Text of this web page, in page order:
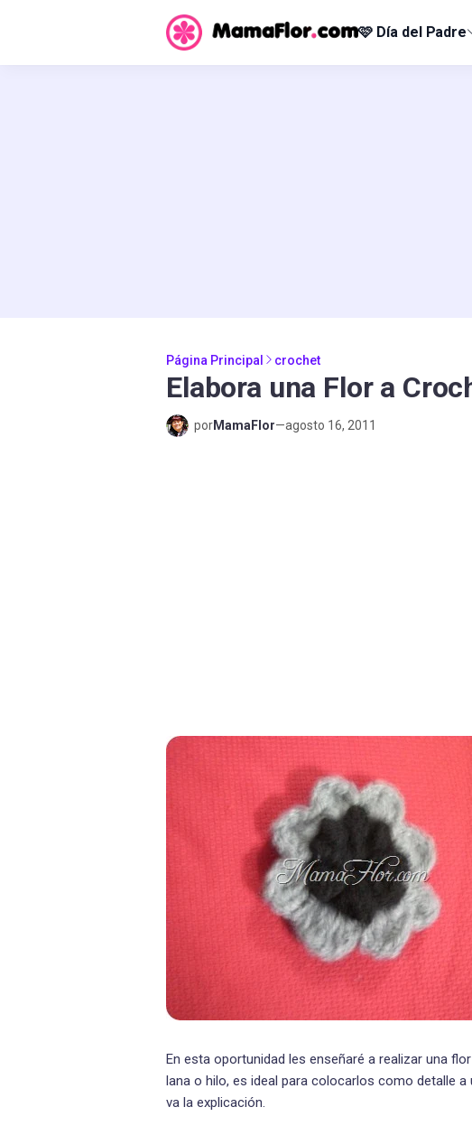
🩷 Día del Padre
Página Principal crochet
Elabora una Flor a
porMamaFlor—agosto 16, 2011
En esta oportunidad les enseñaré a realizar una
lana o hilo, es ideal para colocarlos como detalle
va la explicación.